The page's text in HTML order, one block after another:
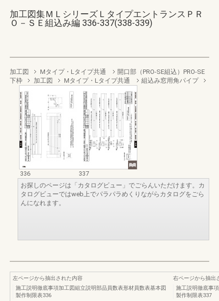
加工図集ＭＬシリーズＬタイプエントランスＰＲ
Ｏ－ＳＥ組込み編 336-337(338-339)
加工図 Mタイプ・Lタイプ共通
開口部（PRO-SE組込）PRO-SE
下枠
加工図 Mタイプ・Lタイプ共通 組込み窓用角パイプ
336
337
お探しのページは「カタログビュー」でごらんいただけます。カ
タログビューではweb上でパラパラめくりながらカタログをごら
んになれます。
左ページから抽出された内容
施工説明徹底事項加工図組立説明部品員数表形材員数表基本図
製作制限表336
右ページから抽出
施工説明徹底事
製作制限表337